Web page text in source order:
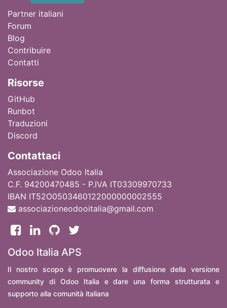
Partner italiani
Forum
Blog
Contribuire
Contatti
Risorse
GitHub
Runbot
Traduzioni
Discord
Contattaci
Associazione Odoo Italia
C.F. 94200470485 - P.IVA IT03309970733
IBAN IT52O0503460122000000002555
associazioneodooitalia@gmail.com
Odoo Italia APS
Il nostro scopo è promuovere la diffusione della versione
community di Odoo Italia e dare una forma strutturata e
supporto alla comunità italiana